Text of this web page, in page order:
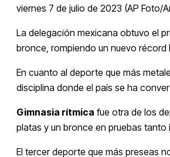
viernes 7 de julio de 2023 (AP Foto/
La delegación mexicana obtuvo el
bronce, rompiendo un nuevo
En cuanto al deporte que más
disciplina donde el país se ha
Gimnasia rítmica fue otra de los
platas y un bronce en pruebas tanto
El tercer deporte que más preseas